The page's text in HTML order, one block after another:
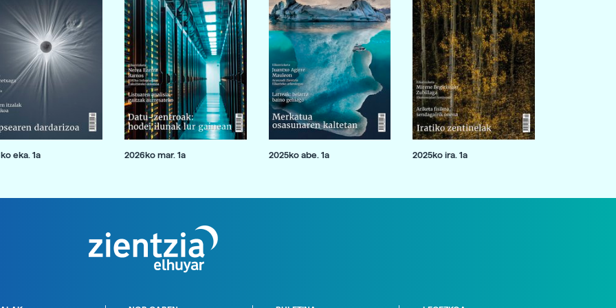
eka. 1a 2026ko mar. 1a 2025ko abe. 1a 2025ko ira. 1a